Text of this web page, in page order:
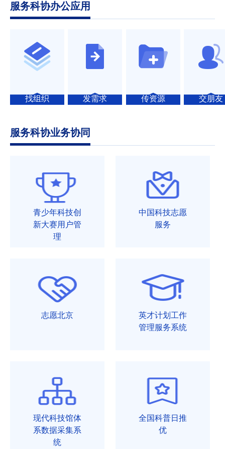
服务科协办公应用
找组织 发需求 传资源 交朋友
服务科协业务协同
青少年科技创
新大赛用户管
理
中国科技志愿
服务
志愿北京
英才计划工作
管理服务系统
现代科技馆体
系数据采集系
统
全国科普日推
优